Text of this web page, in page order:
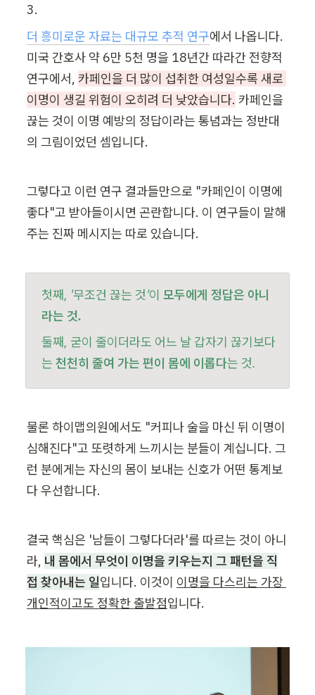
3.
더 흥미로운 자료는 대규모 추적 연구에서 나옵니다.
미국 간호사 약 6만 5천 명을 18년간 따라간 전향적
연구에서, 카페인을 더 많이 섭취한 여성일수록 새로
이명이 생길 위험이 오히려 더 낮았습니다. 카페인을
끊는 것이 이명 예방의 정답이라는 통념과는 정반대
의 그림이었던 셈입니다.
그렇다고 이런 연구 결과들만으로 "카페인이 이명에
좋다"고 받아들이시면 곤란합니다. 이 연구들이 말해
주는 진짜 메시지는 따로 있습니다.
첫째, '무조건 끊는 것'이 모두에게 정답은 아니
라는 것.
둘째, 굳이 줄이더라도 어느 날 갑자기 끊기보다
는 천천히 줄여 가는 편이 몸에 이롭다는 것.
물론 하이맵의원에서도 "커피나 술을 마신 뒤 이명이
심해진다"고 또렷하게 느끼시는 분들이 계십니다. 그
런 분에게는 자신의 몸이 보내는 신호가 어떤 통계보
다 우선합니다.
결국 핵심은 '남들이 그렇다더라'를 따르는 것이 아니
라, 내 몸에서 무엇이 이명을 키우는지 그 패턴을 직
접 찾아내는 일입니다. 이것이 이명을 다스리는 가장
개인적이고도 정확한 출발점입니다.